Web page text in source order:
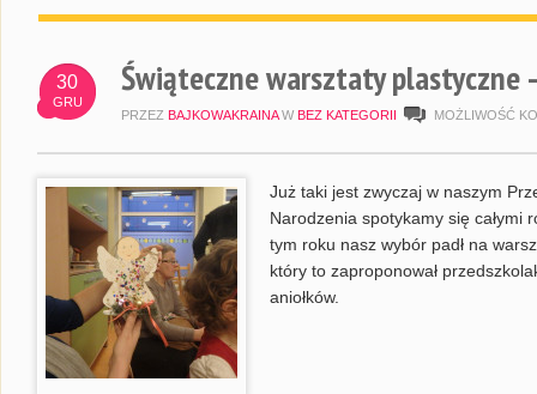
30
GRU
Świąteczne warsztaty plastyczne
PRZEZ BAJKOWAKRAINA W BEZ KATEGORII MOŻLIWOŚĆ
Już taki jest zwyczaj w naszym
Narodzenia spotykamy się całymi
tym roku nasz wybór padł na
który to zaproponował
aniołków.